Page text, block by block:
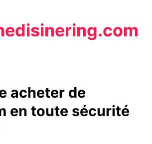
acheter de
en toute sécurité